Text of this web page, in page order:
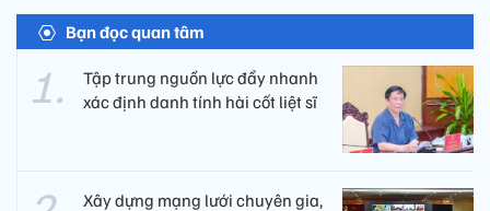
Bạn đọc quan tâm
Tập trung nguồn lực đẩy nhanh
xác định danh tính hài cốt liệt sĩ
Xây dựng mạng lưới chuyên gia,